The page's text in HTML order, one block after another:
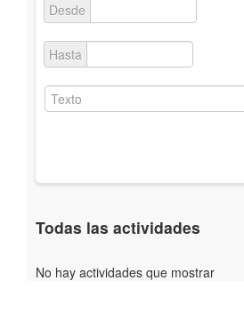
Desde
Hasta
Todas las actividades
No hay actividades que mostrar